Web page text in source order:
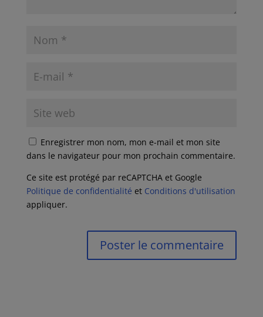
Enregistrer mon nom, mon e-mail et mon site
dans le navigateur pour mon prochain commentaire.
Ce site est protégé par reCAPTCHA et Google
Politique de confidentialité et Conditions d'utilisation
appliquer.